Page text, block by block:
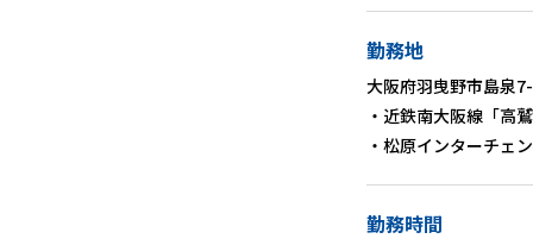
勤務地
大阪府羽曳野市島泉
・近鉄南大阪線「高
・松原インターチェ
勤務時間